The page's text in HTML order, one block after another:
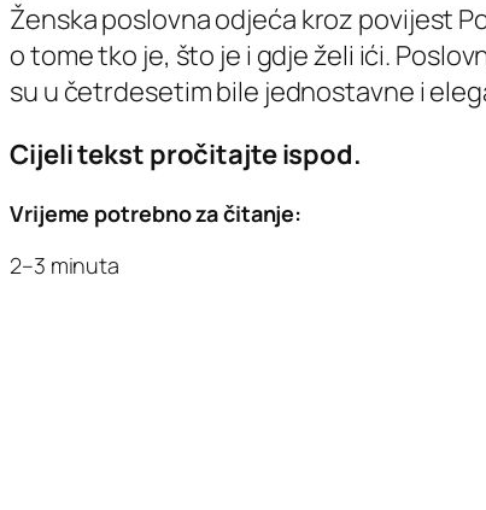
Ženska poslovna odjeća kroz povijest
o tome tko je, što je i gdje želi ići.
su u četrdesetim bile jednostavne i
Cijeli tekst pročitajte ispod.
Vrijeme potrebno za čitanje:
2–3 minuta